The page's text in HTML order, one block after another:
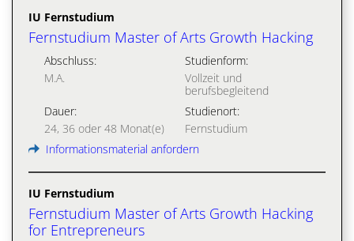
IU Fernstudium
Fernstudium Master of Arts Growth Hacking
Abschluss:
M.A.
Studienform:
Vollzeit und
berufsbegleitend
Dauer:
24, 36 oder 48 Monat(e)
Studienort:
Fernstudium
Informationsmaterial anfordern
IU Fernstudium
Fernstudium Master of Arts Growth Hacking
for Entrepreneurs